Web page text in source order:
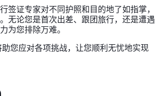
签证专家对不同护照和目的地了如指掌，
无论您是首次出差、跟团旅行，还是遭遇
为您排除万难。
助您应对各项挑战，让您顺利无忧地实现